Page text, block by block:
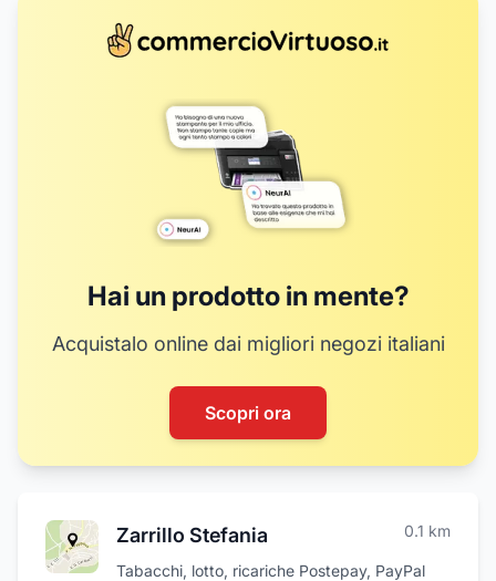
Hai un prodotto in mente?
Acquistalo online dai migliori negozi italiani
Scopri ora
Zarrillo Stefania 0.1 km
Tabacchi, lotto, ricariche Postepay, PayPal